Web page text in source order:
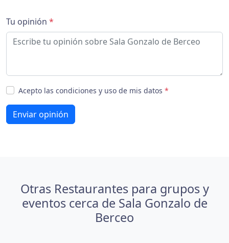
Tu opinión *
Acepto las condiciones y uso de mis datos *
Enviar opinión
Otras Restaurantes para grupos y
eventos cerca de Sala Gonzalo de
Berceo